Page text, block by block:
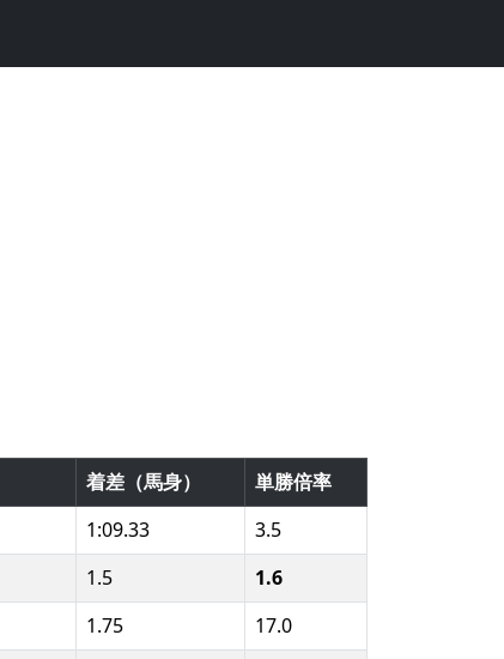
着差（馬身）
単勝倍率
1:09.33
3.5
1.5
1.6
1.75
17.0